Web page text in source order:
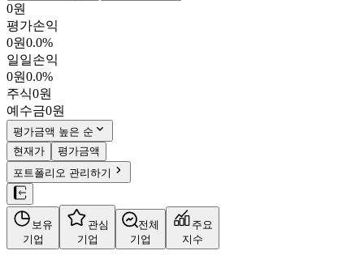
2,005원
086960
KOSDAQ
시가총액
PBR0.56
PER9.10
fPER -
배당수익률-
자사주비율-
결산월12월
4분기누적
10년
주재무제표
밸류에이션
주주환원
컨센서스
주식정보
0원
평가손익
0원0.0%
일일손익
0원0.0%
주식0원
예수금0원
평가금액 높은 순
현재가
평가금액
포트폴리오 관리하기
보유
기업
관심
기업
전체
기업
주요
지수